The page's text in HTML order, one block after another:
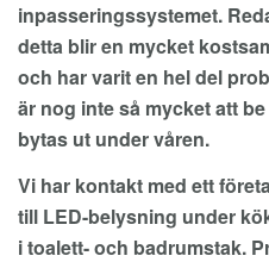
inpasseringssystemet.
detta blir en mycket
och har varit en hel del
är nog inte så mycket att
bytas ut under våren.
Vi har kontakt med ett
till LED-belysning under
i toalett- och badrumstak.